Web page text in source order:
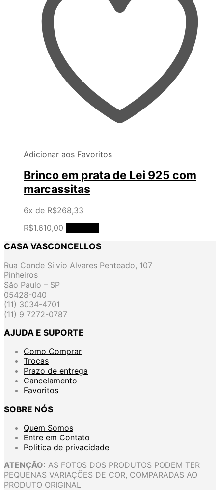
Adicionar aos Favoritos
Brinco em prata de Lei 925 com
marcassitas
6x de R$268,33
R$1.610,00
CASA VASCONCELLOS
Rua Conde Silvio Alvares Penteado, 107
Pinheiros
São Paulo – SP
05428-040
(11) 3034-4701
(11) 9 7272-0787
AJUDA E SUPORTE
Como Comprar
Trocas
Prazo de entrega
Cancelamento
Favoritos
SOBRE NÓS
Quem Somos
Entre em Contato
Politica de privacidade
ATENÇÃO: AS FOTOS DOS PRODUTOS PODEM TER
PEQUENAS VARIAÇÕES DE COR, COMPARADAS AO
PRODUTO ORIGINAL